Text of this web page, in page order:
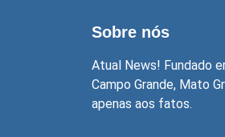
Sobre nós
Atual News! Fundado
Campo Grande, Mato
apenas aos fatos.